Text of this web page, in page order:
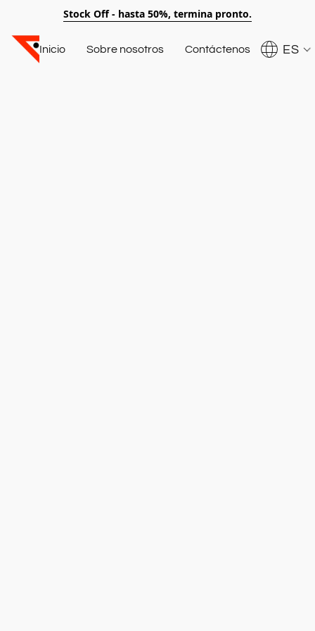
Stock Off - hasta 50%, termina pronto.
Inicio Sobre nosotros Contáctenos ES